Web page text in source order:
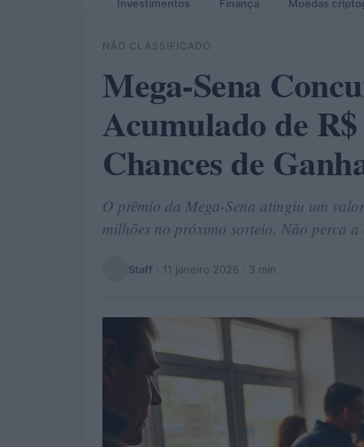
Investimentos Finança Moedas
NÃO CLASSIFICADO
Mega-Sena
Acumulado de
Chances de
O prêmio da Mega-Sena atingiu um
milhões no próximo sorteio. Não perca
Staff · 11 janeiro 2026 · 3 min